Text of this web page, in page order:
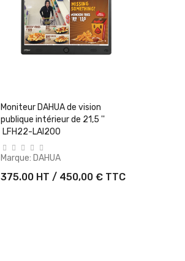
+ Ajouter Au Panier
Moniteur DAHUA de vision
publique intérieur de 21,5 ''
LFH22-LAI200
Marque: DAHUA
375.00 HT / 450,00 € TTC